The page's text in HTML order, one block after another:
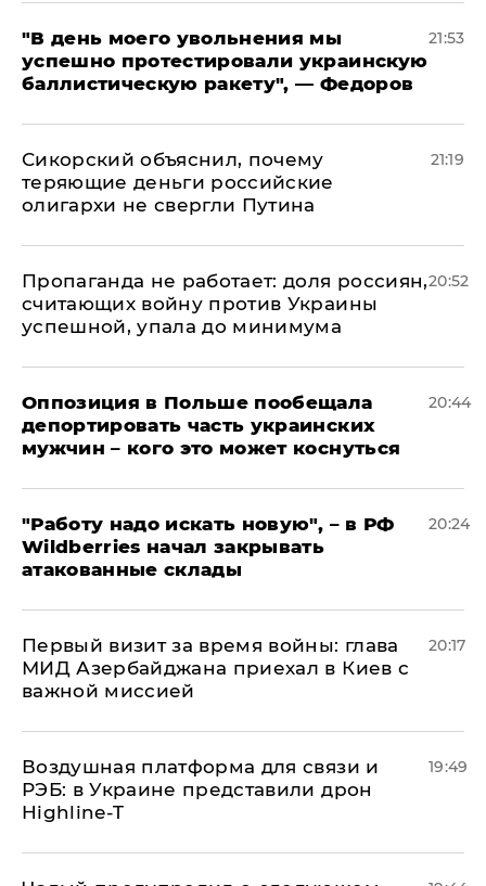
​"В день моего увольнения мы
успешно протестировали украинскую
баллистическую ракету", — Федоров
21:53
Сикорский объяснил, почему
теряющие деньги российские
олигархи не свергли Путина
21:19
​Пропаганда не работает: доля россиян,
считающих войну против Украины
успешной, упала до минимума
20:52
Оппозиция в Польше пообещала
депортировать часть украинских
мужчин – кого это может коснуться
20:44
"Работу надо искать новую", – в РФ
Wildberries начал закрывать
атакованные склады
20:24
Первый визит за время войны: глава
МИД Азербайджана приехал в Киев с
важной миссией
20:17
Воздушная платформа для связи и
РЭБ: в Украине представили дрон
Highline-T
19:49